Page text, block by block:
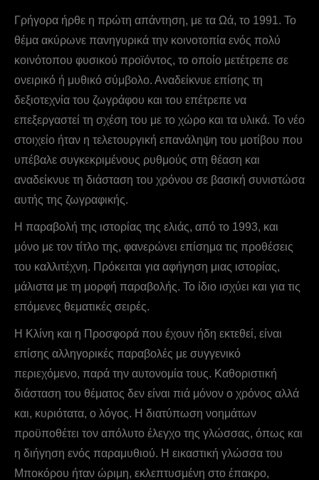
Γρήγορα ήρθε η πρώτη απάντηση, με τα Ωά, το 1991. Το
θέμα ακύρωνε πανηγυρικά την κοινοτοπία ενός πολύ
κοινότοπου φυσικού προϊόντος, το οποίο μετέτρεπε σε
ονειρικό ή μυθικό σύμβολο. Αναδείκνυε επίσης τη
δεξιοτεχνία του ζωγράφου και του επέτρεπε να
επεξεργαστεί τη σχέση του με το χώρο και τα υλικά. Το νέο
στοιχείο ήταν η τελετουργική επανάληψη του μοτίβου που
υπέβαλε συγκεκριμένους ρυθμούς στη θέαση και
αναδείκνυε τη διάσταση του χρόνου σε βασική συνιστώσα
αυτής της ζωγραφικής.
Η παραβολή της ιστορίας της ελιάς, από το 1993, και
μόνο με τον τίτλο της, φανερώνει επίσημα τις προθέσεις
του καλλιτέχνη. Πρόκειται για αφήγηση μιας ιστορίας,
μάλιστα με τη μορφή παραβολής. Το ίδιο ισχύει και για τις
επόμενες θεματικές σειρές.
Η Kλίνη και η Προσφορά που έχουν ήδη εκτεθεί, είναι
επίσης αλληγορικές παραβολές με συγγενικό
περιεχόμενο, παρά την αυτονομία τους. Καθοριστική
διάσταση του θέματος δεν είναι πιά μόνον ο χρόνος αλλά
και, κυριότατα, ο λόγος. Η διατύπωση νοημάτων
προϋποθέτει τον απόλυτο έλεγχο της γλώσσας, όπως και
η διήγηση ενός παραμυθιού. Η εικαστική γλώσσα του
Mποκόρου ήταν ώριμη, εκλεπτυσμένη στο έπακρο,